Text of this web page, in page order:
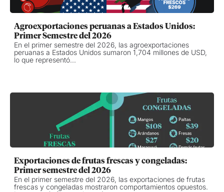
Agroexportaciones peruanas a Estados Unidos:
Primer Semestre del 2026
En el primer semestre del 2026, las agroexportaciones
peruanas a Estados Unidos sumaron 1,704 millones de USD,
lo que representó...
Exportaciones de frutas frescas y congeladas:
Primer semestre del 2026
En el primer semestre del 2026, las exportaciones de frutas
frescas y congeladas mostraron comportamientos opuestos.